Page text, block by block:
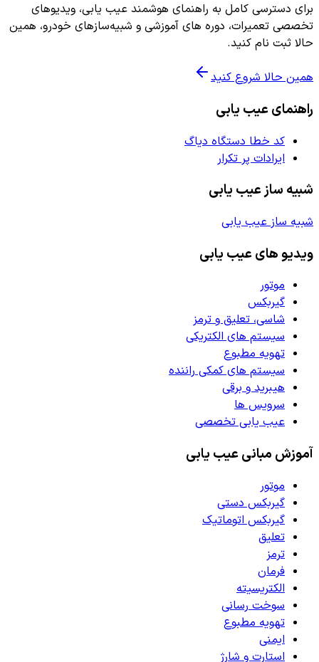
برای دسترسی کامل به راهنمای هوشمند عیب یابی، ویدیوهای
تخصصی تعمیرات، دوره های آموزشی و شبیه‌سازهای خودرو، همین
حالا ثبت نام کنید.
همین حالا شروع کنید
راهنمای عیب یابی
کد خطا دستگاه دیاگ
ایرادات پر تکرار
شبیه ساز عیب یابی
شبیه ساز عیب یابی
ویدیو های عیب یابی
موتور
گیربکس
شاسی، تعلیق و ترمز
سیستم های الکتریکی
تهویه مطبوع
سیستم های کمکی راننده
هیبرید و برقی
سرویس ها
عیب یابی تخصصی
آموزش مبانی عیب یابی
موتور
گیربکس دستی
گیربکس اتوماتیک
تعلیق
ترمز
فرمان
الکتریسیته
سوخت رسانی
تهویه مطبوع
ایمنی
استارت و شارژ